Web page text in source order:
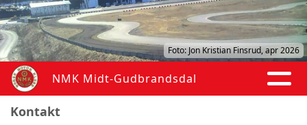
Foto: Jon Kristian Finsrud, apr 2026
NMK Midt-Gudbrandsdal
Kontakt